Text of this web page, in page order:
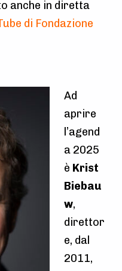
anche in diretta
di Fondazione
Ad
aprire
l’agend
a 2025
è Krist
Biebau
w,
direttor
e, dal
2011,